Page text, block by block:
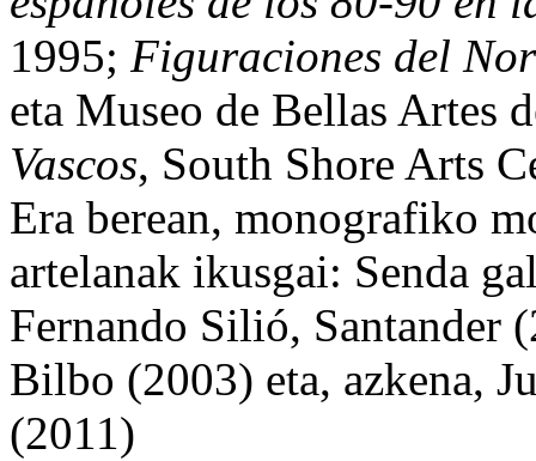
1995; Figuraciones del
eta Museo de Bellas Artes
Vascos, South Shore Arts
Era berean, monografiko
artelanak ikusgai: Senda
Fernando Silió, Santander
Bilbo (2003) eta, azkena,
(2011)